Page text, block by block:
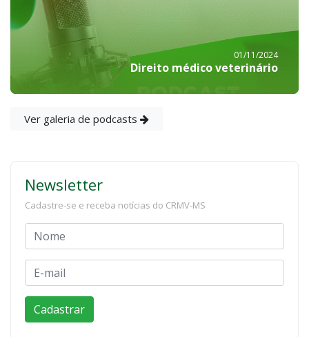
01/11/2024
Direito médico veterinário
Ver galeria de podcasts
Newsletter
Cadastre-se e receba notícias do CRMV-MS